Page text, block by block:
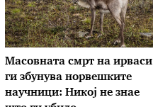
Масовната смрт на ирваси
ги збунува норвешките
научници: Никој не знае